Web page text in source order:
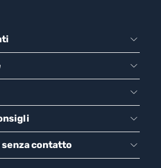
contatto